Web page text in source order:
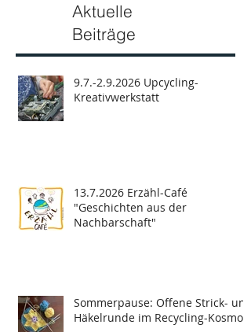
Aktuelle
Beiträge
9.7.-2.9.2026 Upcycling-
Kreativwerkstatt
13.7.2026 Erzähl-Café
"Geschichten aus der
Nachbarschaft"
Sommerpause: Offene Strick- und
Häkelrunde im Recycling-Kosmos